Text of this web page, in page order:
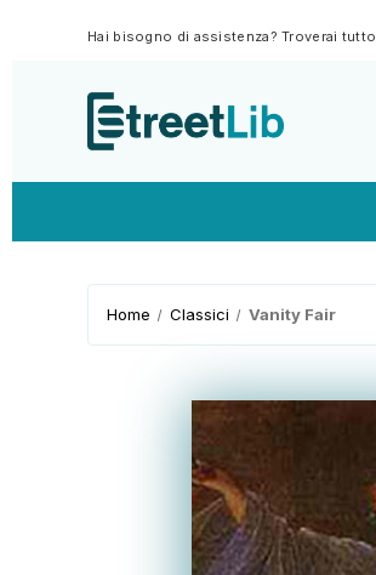
Hai bisogno di assistenza? Troverai
Home Classici Vanity Fair